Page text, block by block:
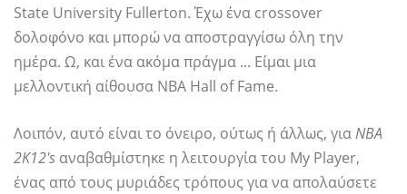
State University Fullerton. Έχω ένα crossover
δολοφόνο και μπορώ να αποστραγγίσω όλη την
ημέρα. Ω, και ένα ακόμα πράγμα ... Είμαι μια
μελλοντική αίθουσα NBA Hall of Fame.
Λοιπόν, αυτό είναι το όνειρο, ούτως ή άλλως, γιαNBA
2K12's αναβαθμίστηκε η λειτουργία του My Player,
ένας από τους μυριάδες τρόπους για να απολαύσετε